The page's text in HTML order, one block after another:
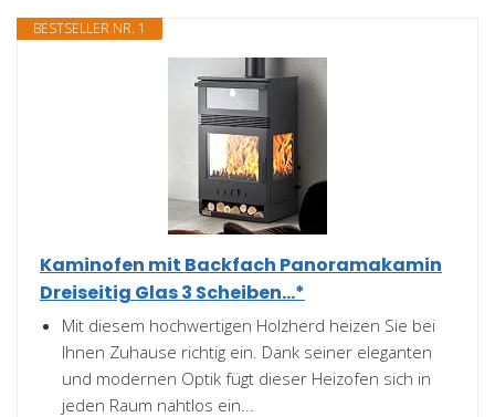
BESTSELLER NR. 1
Kaminofen mit Backfach Panoramakamin
Dreiseitig Glas 3 Scheiben...*
Mit diesem hochwertigen Holzherd heizen Sie bei
Ihnen Zuhause richtig ein. Dank seiner eleganten
und modernen Optik fügt dieser Heizofen sich in
jeden Raum nahtlos ein...